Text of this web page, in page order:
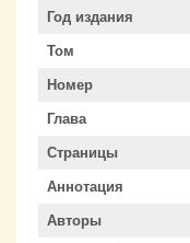
Год издания
Том
Номер
Глава
Страницы
Аннотация
Авторы